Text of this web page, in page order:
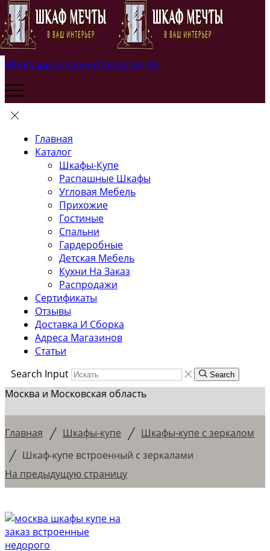
Whatsapp Untapped Telegram Vk
Главная
Каталог
Шкафы-Купе
Распашные Шкафы
Угловая Мебель
Прихожие
Гостиные
Спальни
Гардеробные
Детская Мебель
Кухни На Заказ
Распродажи
Сертификаты
Отзывы
Доставка И Сборка
Адреса Магазинов
Статьи
Search Input
Search
Москва и Московская область
Главная / Шкафы-купе / Шкафы-купе с зеркалом
/ Шкаф-купе встроенный с зеркалами
На предыдущую страницу